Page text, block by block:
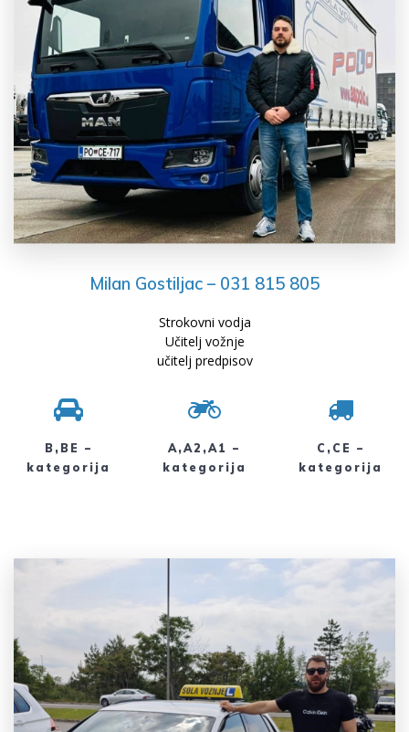
Milan Gostiljac – 031 815 805
Strokovni vodja
Učitelj vožnje
učitelj predpisov
B,BE –
kategorija
A,A2,A1 –
kategorija
C,CE –
kategorija